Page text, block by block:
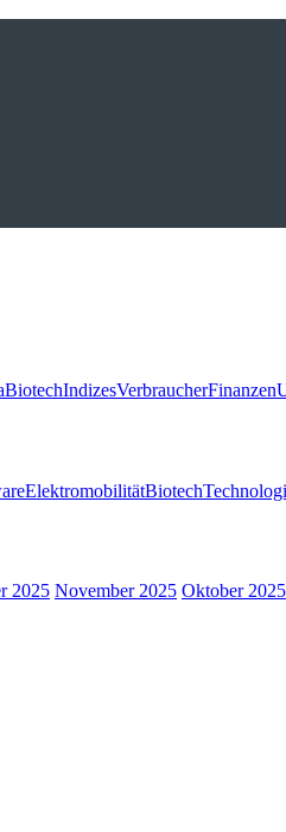
BiotechIndizesVerbraucherFinanzen
ElektromobilitätBiotech
2025 November 2025 Oktober 2025